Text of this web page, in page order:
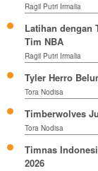
Ragil Putri Irmalia
Latihan dengan
Tim NBA
Ragil Putri Irmalia
Tyler Herro
Tora Nodisa
Timberwolves
Tora Nodisa
Timnas
2026